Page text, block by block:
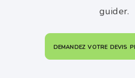
guider.
demandez votre devis